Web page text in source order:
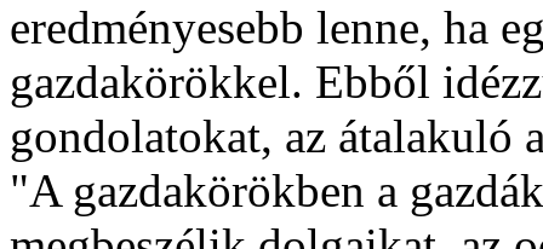
eredményesebb lenne, ha
gazdakörökkel. Ebből
gondolatokat, az átalakuló
"A gazdakörökben a